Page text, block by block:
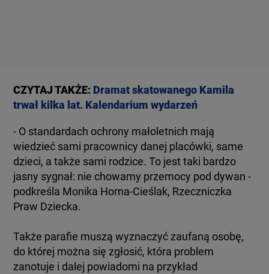
CZYTAJ TAKŻE: Dramat skatowanego Kamila
trwał kilka lat. Kalendarium wydarzeń
- O standardach ochrony małoletnich mają
wiedzieć sami pracownicy danej placówki, same
dzieci, a także sami rodzice. To jest taki bardzo
jasny sygnał: nie chowamy przemocy pod dywan -
podkreśla Monika Horna-Cieślak, Rzeczniczka
Praw Dziecka.
Także parafie muszą wyznaczyć zaufaną osobę,
do której można się zgłosić, która problem
zanotuje i dalej powiadomi na przykład